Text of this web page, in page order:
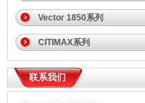
Vector 1850系列
CITIMAX系列
联系我们